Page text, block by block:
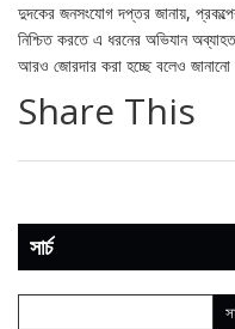
দুদকের জনসংযোগ দপ্তর জানায়,
নিশ্চিত করতে এ ধরনের অভিযান
আরও জোরদার করা হচ্ছে বলেও
Share This
সার্চ